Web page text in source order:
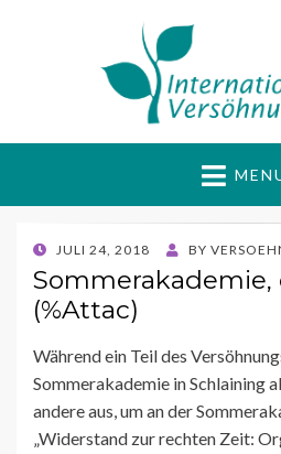
Gewaltfrei Aktiv für Frieden
POSTED
ON
JULI 24, 2018 BY
(%Attac)
Während ein Teil des
Sommerakademie in Schlaining
andere aus, um an der
„Widerstand zur rechten Zeit: